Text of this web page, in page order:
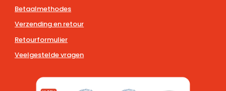
Betaalmethodes
Verzending en retour
Retourformulier
Veelgestelde vragen